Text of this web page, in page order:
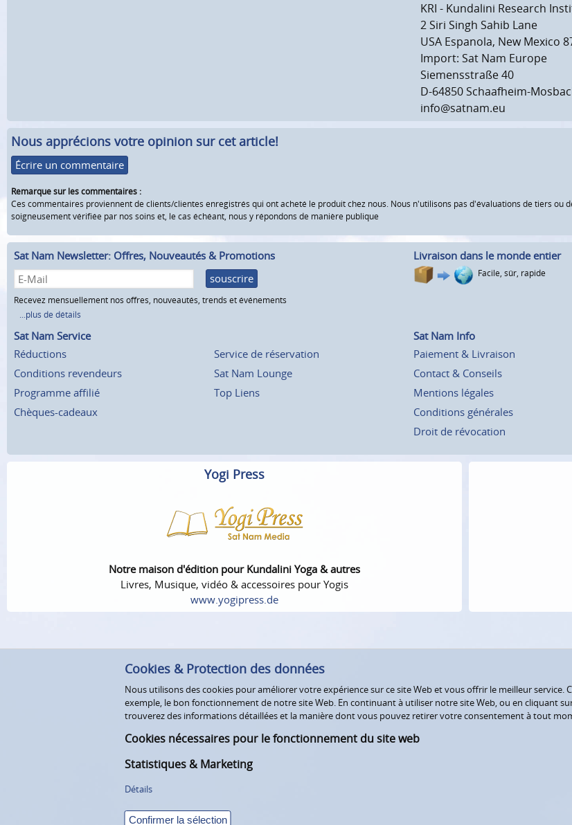
KRI - Kundalini Research
2 Siri Singh Sahib Lane
USA Espanola, New Mexico
Import: Sat Nam Europe
Siemensstraße 40
D-64850 Schaafheim-
info@satnam.eu
Nous apprécions votre opinion sur cet article!
Écrire un commentaire
Remarque sur les commentaires :
Ces commentaires proviennent de clients/clientes enregistrés qui ont acheté le produit chez nous. Nous n'utilisons pas d'évaluations de tiers ou
soigneusement vérifiée par nos soins et, le cas échéant, nous y répondons de manière publique
Sat Nam Newsletter: Offres, Nouveautés & Promotions
souscrire
Recevez mensuellement nos offres, nouveautés, trends et événements
...plus de détails
Livraison dans le monde entier
Facile, sûr, rapide
Sat Nam Service
Réductions
Conditions revendeurs
Programme affilié
Chèques-cadeaux
Service de réservation
Sat Nam Lounge
Top Liens
Sat Nam Info
Paiement & Livraison
Contact & Conseils
Mentions légales
Conditions générales
Droit de révocation
Yogi Press
Notre maison d'édition pour Kundalini Yoga & autres
Livres, Musique, vidéo & accessoires pour Yogis
www.yogipress.de
Cookies & Protection des données
Nous utilisons des cookies pour améliorer votre expérience sur ce site Web et vous offrir le meilleur service.
exemple, le bon fonctionnement de notre site Web. En continuant à utiliser notre site Web, ou en cliquant
trouverez des informations détaillées et la manière dont vous pouvez retirer votre consentement à tout
Cookies nécessaires pour le fonctionnement du site web
Statistiques & Marketing
Détails